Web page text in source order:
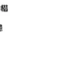
미해진다. 라는 내용